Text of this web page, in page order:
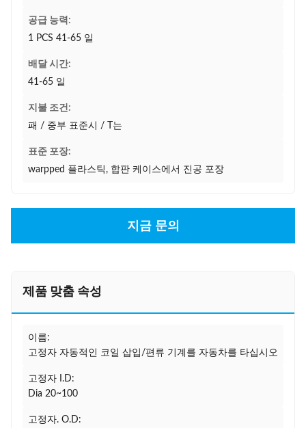
공급 능력:
1 PCS 41-65 일
배달 시간:
41-65 일
지불 조건:
패 / 중부 표준시 / T는
표준 포장:
warpped 플라스틱, 합판 케이스에서 진공 포장
지금 문의
제품 맞춤 속성
이름:
고정자 자동적인 코일 삽입/편류 기계를 자동차를 타십시오
고정자 I.D:
Dia 20~100
고정자. O.D: